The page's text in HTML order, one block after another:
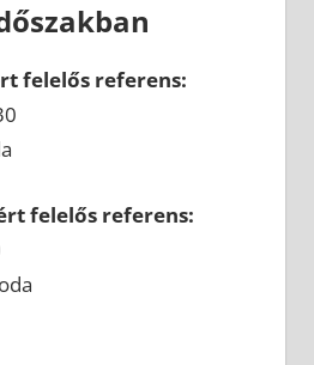
felelős referens:
felelős referens: